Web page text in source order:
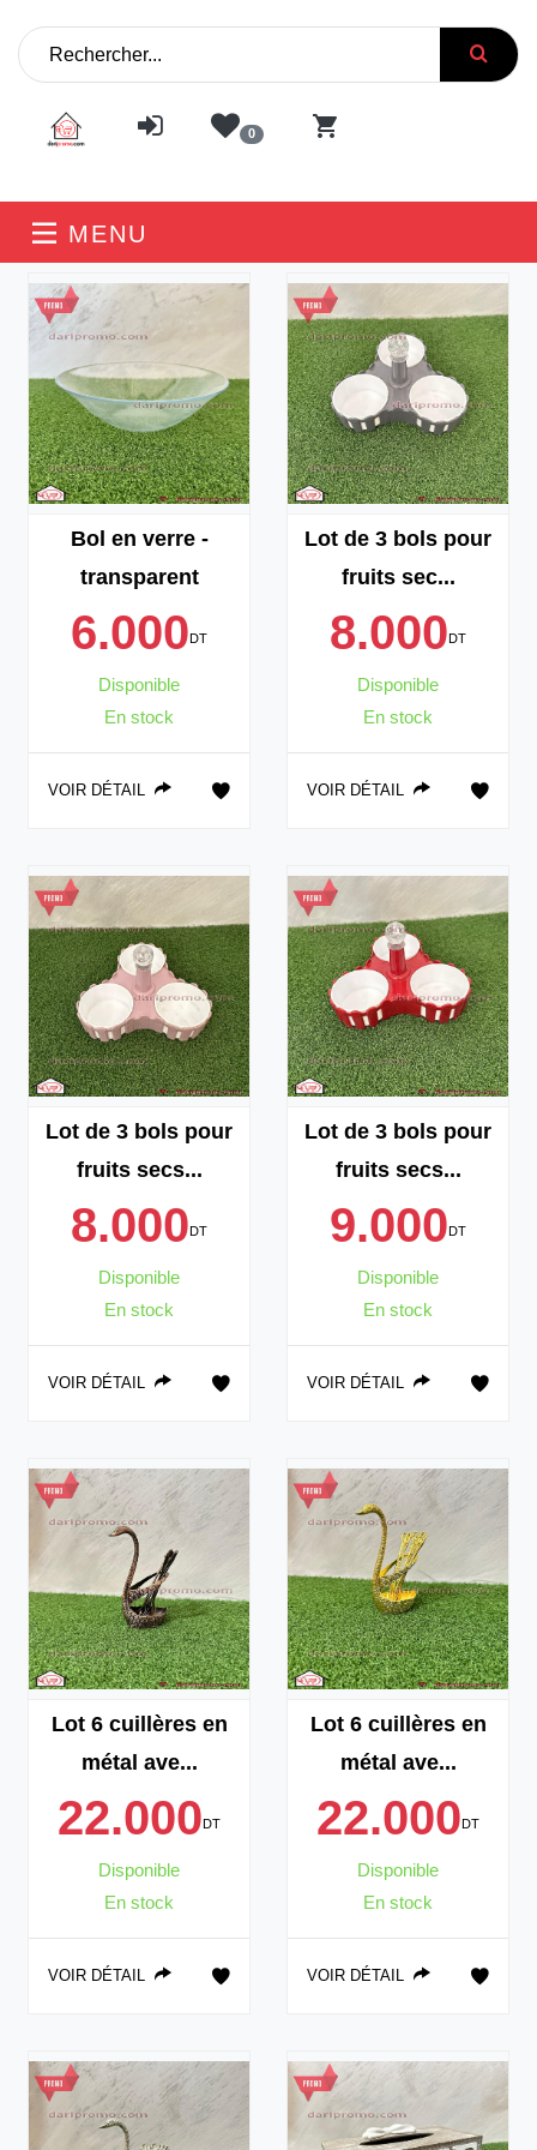
0
MENU
Bol en verre -
transparent
6.000DT
Disponible
En stock
VOIR DÉTAIL
Lot de 3 bols pour
fruits sec...
8.000DT
Disponible
En stock
VOIR DÉTAIL
Lot de 3 bols pour
fruits secs...
8.000DT
Disponible
En stock
VOIR DÉTAIL
Lot de 3 bols pour
fruits secs...
9.000DT
Disponible
En stock
VOIR DÉTAIL
Lot 6 cuillères en
métal ave...
22.000DT
Disponible
En stock
VOIR DÉTAIL
Lot 6 cuillères en
métal ave...
22.000DT
Disponible
En stock
VOIR DÉTAIL